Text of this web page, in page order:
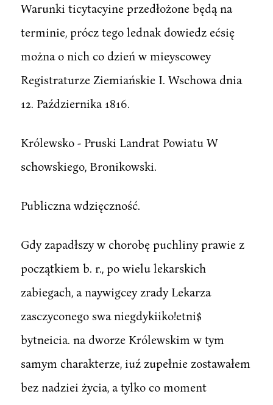
Warunki ticytacyine przedłożone będą na
terminie, prócz tego lednak dowiedz ećsię
można o nich co dzień w mieyscowey
Registraturze Ziemiańskie I. Wschowa dnia
12. Października 1816.
Królewsko - Pruski Landrat Powiatu W
schowskiego, Bronikowski.
Publiczna wdzięczność.
Gdy zapadłszy w chorobę puchliny prawie z
początkiem b. r., po wielu lekarskich
zabiegach, a naywigcey zrady Lekarza
zasczyconego swa niegdykiiko!etni$
bytneicia. na dworze Królewskim w tym
samym charakterze, iuź zupełnie zostawałem
bez nadziei życia, a tylko co moment